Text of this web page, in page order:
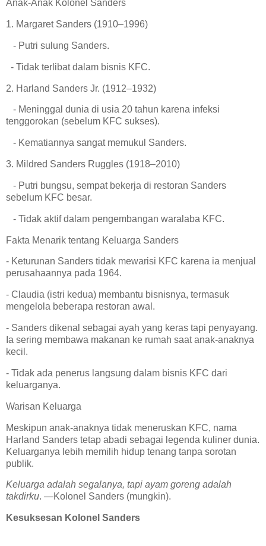
Anak-Anak Kolonel Sanders
1. Margaret Sanders (1910–1996)
- Putri sulung Sanders.
- Tidak terlibat dalam bisnis KFC.
2. Harland Sanders Jr. (1912–1932)
- Meninggal dunia di usia 20 tahun karena infeksi
tenggorokan (sebelum KFC sukses).
- Kematiannya sangat memukul Sanders.
3. Mildred Sanders Ruggles (1918–2010)
- Putri bungsu, sempat bekerja di restoran Sanders
sebelum KFC besar.
- Tidak aktif dalam pengembangan waralaba KFC.
Fakta Menarik tentang Keluarga Sanders
- Keturunan Sanders tidak mewarisi KFC karena ia menjual
perusahaannya pada 1964.
- Claudia (istri kedua) membantu bisnisnya, termasuk
mengelola beberapa restoran awal.
- Sanders dikenal sebagai ayah yang keras tapi penyayang.
Ia sering membawa makanan ke rumah saat anak-anaknya
kecil.
- Tidak ada penerus langsung dalam bisnis KFC dari
keluarganya.
Warisan Keluarga
Meskipun anak-anaknya tidak meneruskan KFC, nama
Harland Sanders tetap abadi sebagai legenda kuliner dunia.
Keluarganya lebih memilih hidup tenang tanpa sorotan
publik.
Keluarga adalah segalanya, tapi ayam goreng adalah
takdirku. —Kolonel Sanders (mungkin).
Kesuksesan Kolonel Sanders